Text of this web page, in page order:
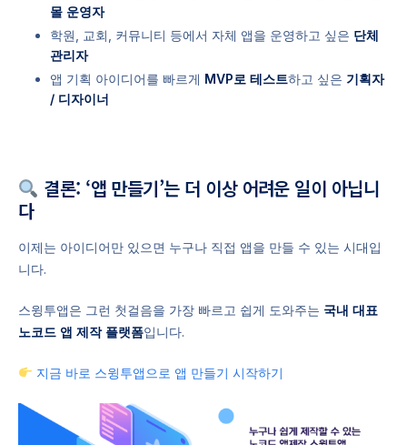
몰 운영자
학원, 교회, 커뮤니티 등에서 자체 앱을 운영하고 싶은 단체
관리자
앱 기획 아이디어를 빠르게 MVP로 테스트하고 싶은 기획자
/ 디자이너
결론: ‘앱 만들기’는 더 이상 어려운 일이 아닙니
다
이제는 아이디어만 있으면 누구나 직접 앱을 만들 수 있는 시대입
니다.
스윙투앱은 그런 첫걸음을 가장 빠르고 쉽게 도와주는 국내 대표
노코드 앱 제작 플랫폼입니다.
지금 바로 스윙투앱으로 앱 만들기 시작하기